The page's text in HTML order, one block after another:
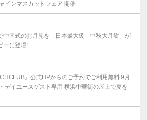
インマスカットフェア 開催
中国式のお月見を 日本最大級「中秋大月餅」が
ーに登場!
』公式HPからのご予約でご利用無料 9月
デイユースゲスト専用 横浜中華街の屋上で夏を